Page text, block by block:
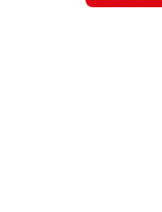
avait des choses à